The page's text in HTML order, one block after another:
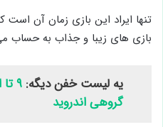
تنها ایراد این بازی زمان آن است
بازی های زیبا و جذاب به حساب
یه لیست خفن دیگه:
۹
گروهی اندروید